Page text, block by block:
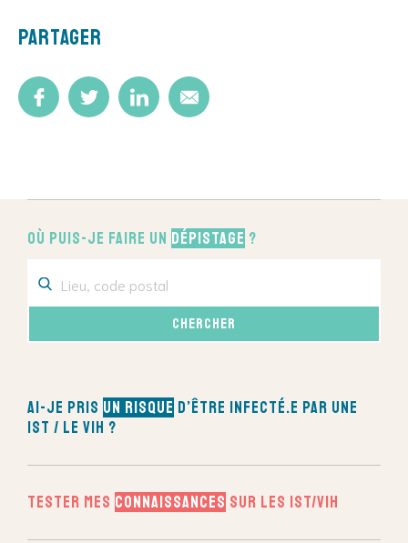
Où puis-je faire un dépistage ?
Ai-je pris un risque d’être infecté.e par une
IST / le VIH ?
Tester mes connaissances sur les IST/VIH
Partager